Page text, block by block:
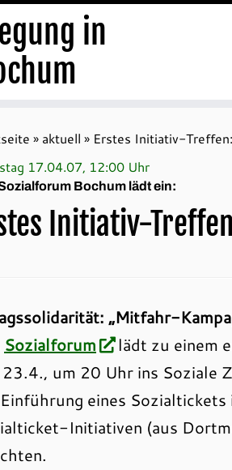
in
» aktuell » Erstes Initiativ-
17.04.07, 12:00 Uhr
Bochum lädt ein:
Initiativ-
„Mitfahr-
Sozialforum
lädt zu einem
23.4., um 20 Uhr ins Soziale
eines
Initiativen (aus